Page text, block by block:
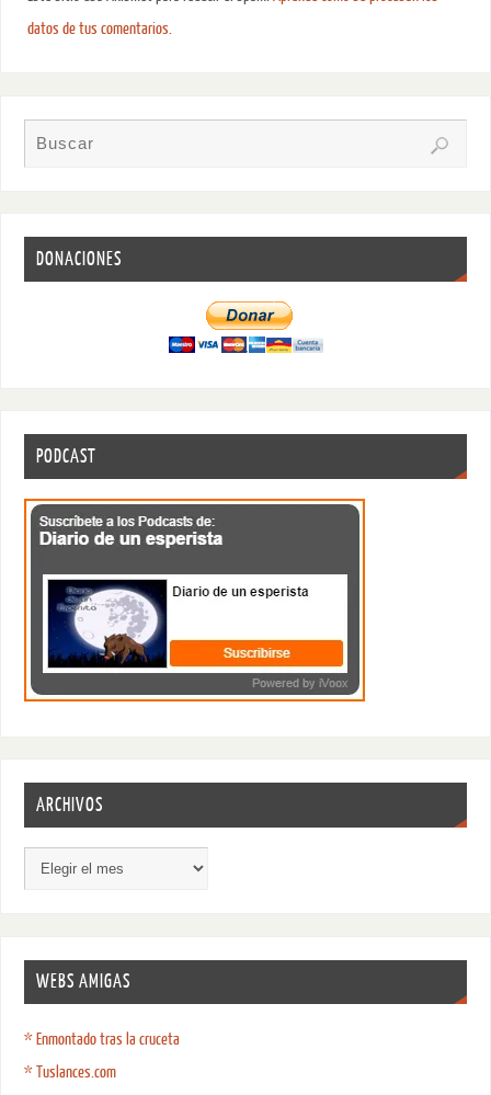
datos de tus comentarios.
DONACIONES
PODCAST
ARCHIVOS
WEBS AMIGAS
* Enmontado tras la cruceta
* Tuslances.com